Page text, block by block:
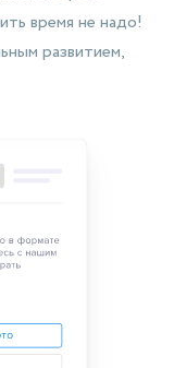
время не надо!
развитием,